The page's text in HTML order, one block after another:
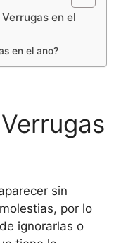
en el
en el ano?
sin
por lo
ignorarlas o